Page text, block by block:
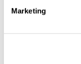
Marketing
Peace &
CHF 14.90